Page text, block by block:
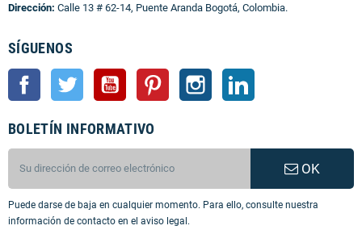
Dirección: Calle 13 # 62-14, Puente Aranda Bogotá, Colombia.
SÍGUENOS
Facebook Twitter YouTube Pinterest Instagram
BOLETÍN INFORMATIVO
OK
Puede darse de baja en cualquier momento. Para ello, consulte nuestra
información de contacto en el aviso legal.